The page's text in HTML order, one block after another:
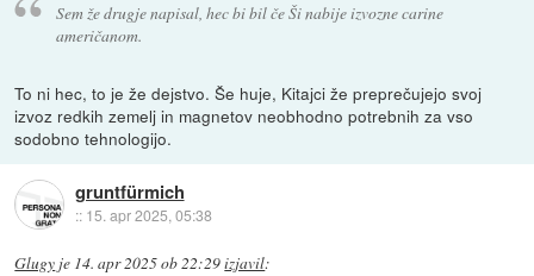
Sem že drugje napisal, hec bi bil če Ši nabije izvozne carine
američanom.
To ni hec, to je že dejstvo. Še huje, Kitajci že preprečujejo svoj
izvoz redkih zemelj in magnetov neobhodno potrebnih za vso
sodobno tehnologijo.
gruntfürmich
:: 15. apr 2025, 05:38
Glugy je 14. apr 2025 ob 22:29izjavil: